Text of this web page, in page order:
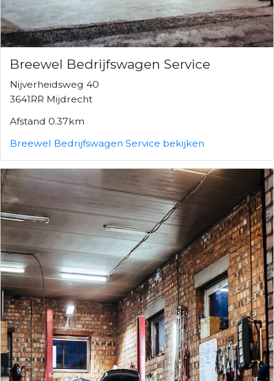
Breewel Bedrijfswagen Service
Nijverheidsweg 40
3641RR Mijdrecht
Afstand 0.37km
Breewel Bedrijfswagen Service bekijken